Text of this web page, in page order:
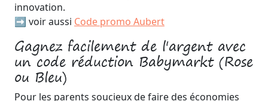
innovation.
➡️ voir aussi Code promo Aubert
Gagnez facilement de l'argent avec
un code réduction Babymarkt (Rose
ou Bleu)
Pour les parents soucieux de faire des économies